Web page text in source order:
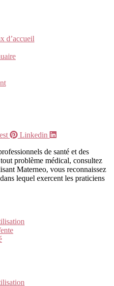
d’accueil
Linkedin
de santé et des
problème médical, consultez
Materneo, vous reconnaissez
lequel exercent les praticiens